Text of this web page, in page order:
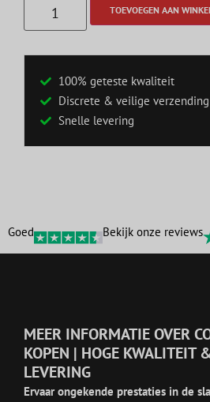
TOEVOEGEN AAN
100% geteste kwaliteit
Discrete & veilige verzending
Snelle levering
Goed Bekijk onze reviews
MEER INFORMATIE OVER
KOPEN | HOGE KWALITEIT
LEVERING
Ervaar ongekende prestaties in de